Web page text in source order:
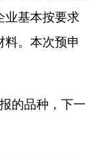
业基本按要求
料。本次预申
的品种，下一